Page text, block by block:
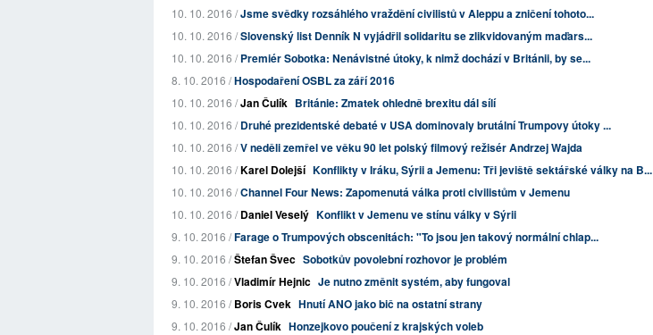
10. 10. 2016 /Jsme svědky rozsáhlého vraždění civilistů v Aleppu a zničení tohoto...
10. 10. 2016 /Slovenský list Denník N vyjádřil solidaritu se zlikvidovaným maďars...
10. 10. 2016 /Premiér Sobotka: Nenávistné útoky, k nimž dochází v Británii, by se...
8. 10. 2016 /Hospodaření OSBL za září 2016
10. 10. 2016 /Jan Čulík Británie: Zmatek ohledně brexitu dál sílí
10. 10. 2016 /Druhé prezidentské debaté v USA dominovaly brutální Trumpovy útoky ...
10. 10. 2016 /V neděli zemřel ve věku 90 let polský filmový režisér Andrzej Wajda
10. 10. 2016 /Karel Dolejší Konflikty v Iráku, Sýrii a Jemenu: Tři jeviště sektářské války na B...
10. 10. 2016 /Channel Four News: Zapomenutá válka proti civilistům v Jemenu
10. 10. 2016 /Daniel Veselý Konflikt v Jemenu ve stínu války v Sýrii
9. 10. 2016 /Farage o Trumpových obscenitách: "To jsou jen takový normální chlap...
9. 10. 2016 /Štefan Švec Sobotkův povolební rozhovor je problém
9. 10. 2016 /Vladimír Hejnic Je nutno změnit systém, aby fungoval
9. 10. 2016 /Boris Cvek Hnutí ANO jako bič na ostatní strany
9. 10. 2016 /Jan Čulík Honzejkovo poučení z krajských voleb